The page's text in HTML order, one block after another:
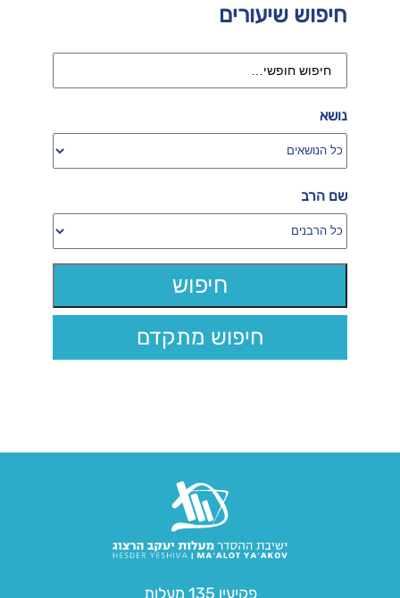
חיפוש שיעורים
נושא
שם הרב
חיפוש מתקדם
פקיעין 135 מעלות